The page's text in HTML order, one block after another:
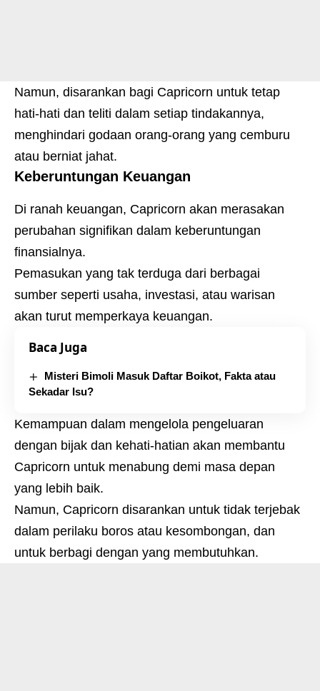
Namun, disarankan bagi Capricorn untuk tetap
hati-hati dan teliti dalam setiap tindakannya,
menghindari godaan orang-orang yang cemburu
atau berniat jahat.
Keberuntungan Keuangan
Di ranah keuangan, Capricorn akan merasakan
perubahan signifikan dalam keberuntungan
finansialnya.
Pemasukan yang tak terduga dari berbagai
sumber seperti usaha, investasi, atau warisan
akan turut memperkaya keuangan.
Baca Juga
Misteri Bimoli Masuk Daftar Boikot, Fakta atau
Sekadar Isu?
Kemampuan dalam mengelola pengeluaran
dengan bijak dan kehati-hatian akan membantu
Capricorn untuk menabung demi masa depan
yang lebih baik.
Namun, Capricorn disarankan untuk tidak terjebak
dalam perilaku boros atau kesombongan, dan
untuk berbagi dengan yang membutuhkan.